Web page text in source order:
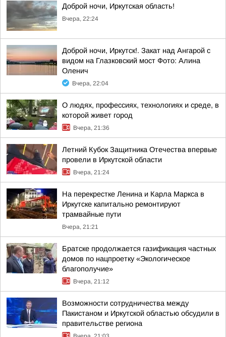
Доброй ночи, Иркутская область!
Вчера, 22:24
Доброй ночи, Иркутск!. Закат над Ангарой с
видом на Глазковский мост Фото: Алина
Оленич
Вчера, 22:04
О людях, профессиях, технологиях и среде, в
которой живет город
Вчера, 21:36
Летний Кубок Защитника Отечества впервые
провели в Иркутской области
Вчера, 21:24
На перекрестке Ленина и Карла Маркса в
Иркутске капитально ремонтируют
трамвайные пути
Вчера, 21:21
Братске продолжается газификация частных
домов по нацпроетку «Экологическое
благополучие»
Вчера, 21:12
Возможности сотрудничества между
Пакистаном и Иркутской областью обсудили в
правительстве региона